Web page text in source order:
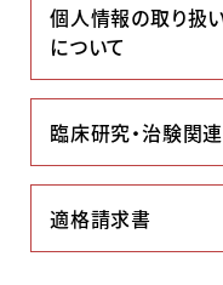
個人情報の取り扱
について
臨床研究・治験関連
適格請求書